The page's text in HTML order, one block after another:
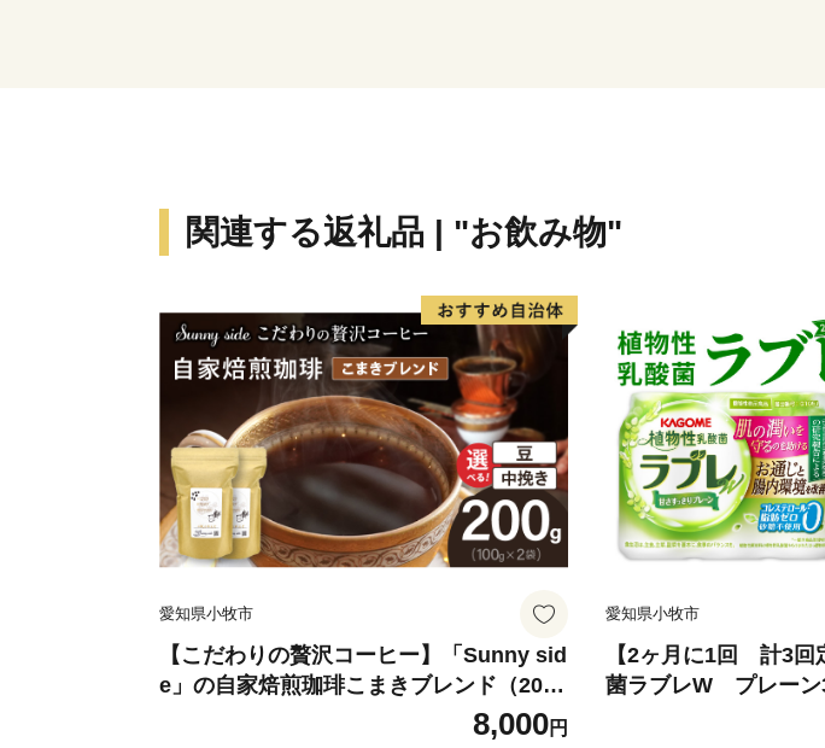
関連する返礼品 | "お飲み物"
愛知県小牧市
【こだわりの贅沢コーヒー】「Sunny sid
e」の自家焙煎珈琲こまきブレンド（200
8,000円
愛知県小牧市
【2ヶ月に1回 計3回
菌ラブレW プレーン